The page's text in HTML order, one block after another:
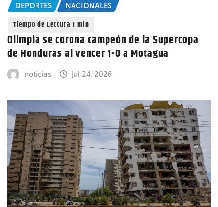
DEPORTES NACIONALES
Olimpia se corona campeón de la Supercopa
de Honduras al vencer 1-0 a Motagua
noticias Jul 24, 2026